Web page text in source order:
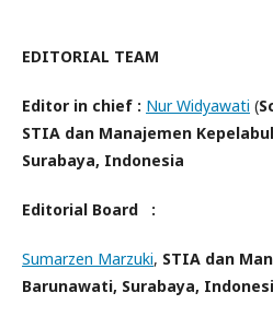
EDITORIAL TEAM
Editor in chief : Nur Widyawati (
STIA dan Manajemen
Surabaya, Indonesia
Editorial Board :
Sumarzen Marzuki, STIA dan
Barunawati, Surabaya,